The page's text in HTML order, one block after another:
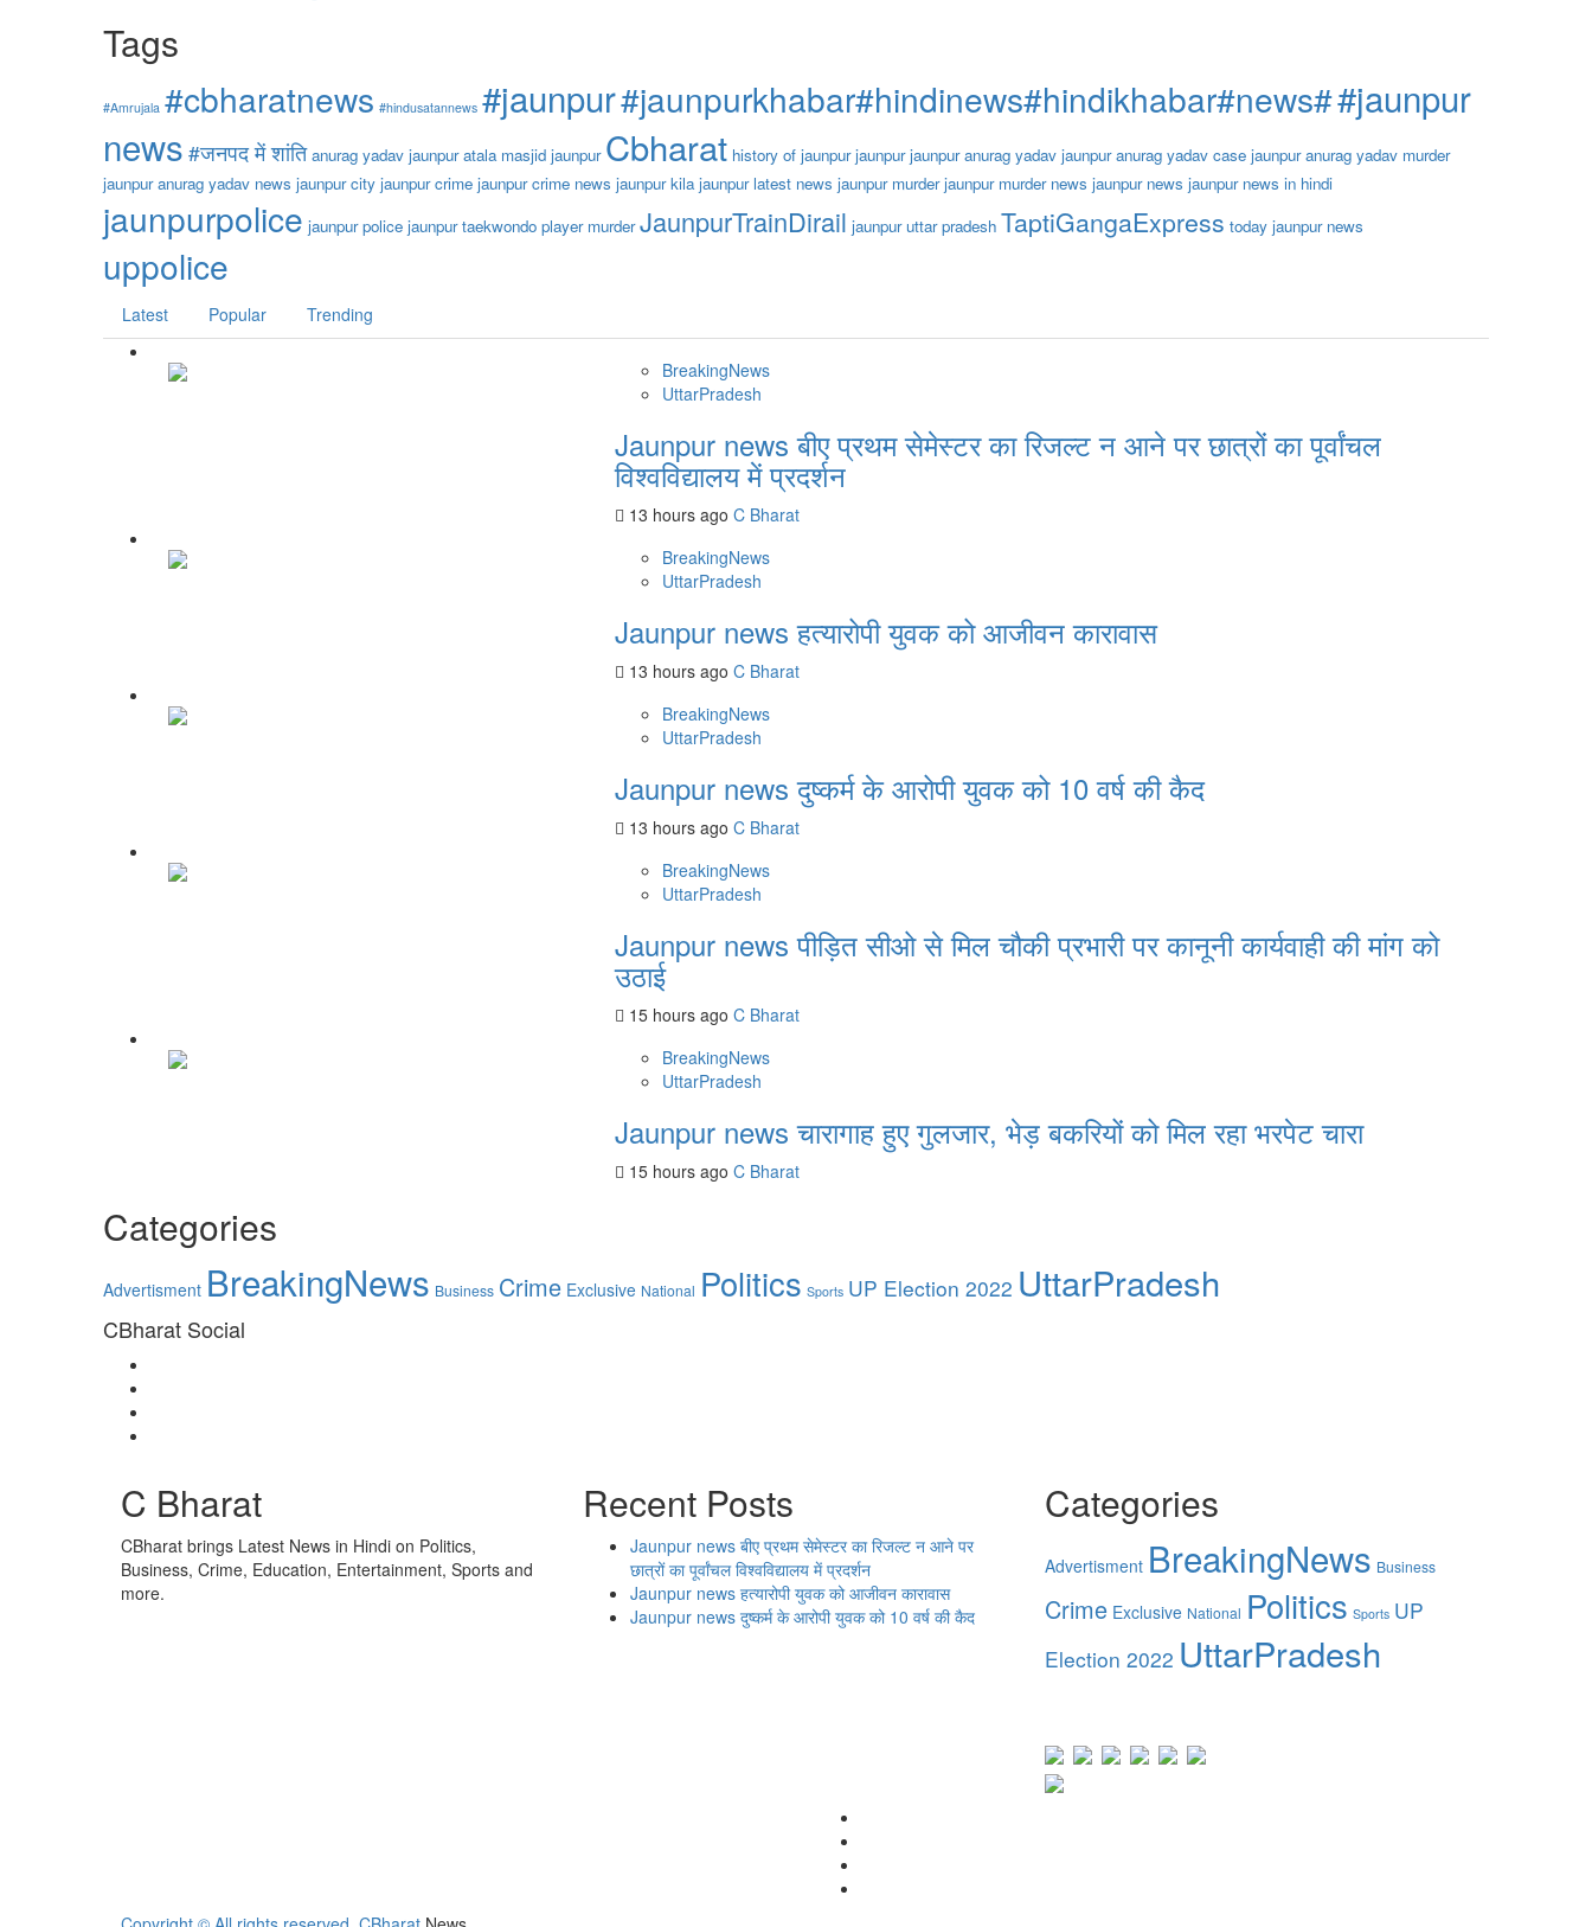
Tags
#Amrujala #cbharatnews #hindusatannews #jaunpur#jaunpurkhabar#hindinews#hindikhabar#news##jaunpur
news #जनपद में शांति anurag yadav jaunpur atala masjid jaunpur Cbharat history of jaunpur jaunpur jaunpur anurag yadav jaunpur anurag yadav case jaunpur anurag yadav murder
jaunpur anurag yadav news jaunpur city jaunpur crime jaunpur crime news jaunpur kila jaunpur latest news jaunpur murder jaunpur murder news jaunpur news jaunpur news in hindi
jaunpurpolice jaunpur police jaunpur taekwondo player murder JaunpurTrainDirail jaunpur uttar pradesh TaptiGangaExpress today jaunpur news
uppolice
Latest Popular Trending
BreakingNews
UttarPradesh
Jaunpur news बीए प्रथम सेमेस्टर का रिजल्ट न आने पर छात्रों का पूर्वांचल
विश्वविद्यालय में प्रदर्शन
13 hours ago C Bharat
BreakingNews
UttarPradesh
Jaunpur news हत्यारोपी युवक को आजीवन कारावास
13 hours ago C Bharat
BreakingNews
UttarPradesh
Jaunpur news दुष्कर्म के आरोपी युवक को 10 वर्ष की कैद
13 hours ago C Bharat
BreakingNews
UttarPradesh
Jaunpur news पीड़ित सीओ से मिल चौकी प्रभारी पर कानूनी कार्यवाही की मांग को
उठाई
15 hours ago C Bharat
BreakingNews
UttarPradesh
Jaunpur news चारागाह हुए गुलजार, भेड़ बकरियों को मिल रहा भरपेट चारा
15 hours ago C Bharat
Categories
Advertisment BreakingNews Business Crime Exclusive National Politics Sports UP Election 2022 UttarPradesh
CBharat Social
C Bharat
CBharat brings Latest News in Hindi on Politics,
Business, Crime, Education, Entertainment, Sports and
more.
Recent Posts
Jaunpur news बीए प्रथम सेमेस्टर का रिजल्ट न आने पर
छात्रों का पूर्वांचल विश्वविद्यालय में प्रदर्शन
Jaunpur news हत्यारोपी युवक को आजीवन कारावास
Jaunpur news दुष्कर्म के आरोपी युवक को 10 वर्ष की कैद
Categories
Advertisment BreakingNews Business
Crime Exclusive National Politics Sports UP
Election 2022 UttarPradesh